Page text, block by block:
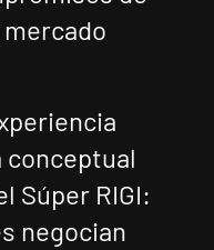
conceptual
Súper RIGI:
negocian